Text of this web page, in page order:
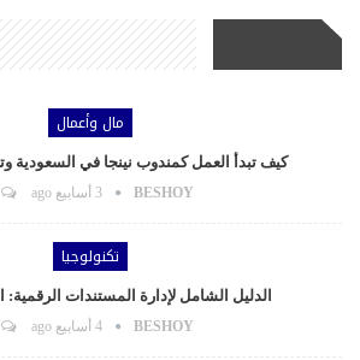
مال وأعمال
كيف تبدأ العمل كمندوب نينجا في السعودية
BESHOY 3 أسابيع ago
تكنولوجيا
الدليل الشامل لإدارة المستندات
BESHOY 4 أسابيع ago